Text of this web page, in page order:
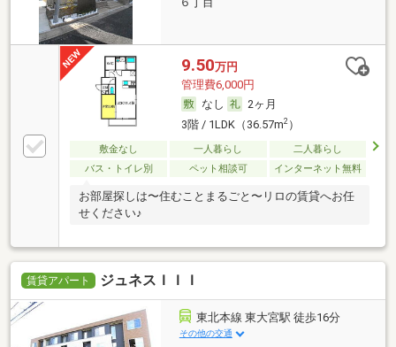
9.50万円
管理費6,000円
なし
2ヶ月
3階 / 1LDK（36.57m2）
敷金なし 一人暮らし
二人暮らし
バス・トイレ別
ペット相談可 インターネット無料
お部屋探しは〜住むことまるごと〜リロの賃貸へお任
せください♪
賃貸アパート ジュネスＩＩＩ
東北本線 東大宮駅 徒歩16分
その他の交通